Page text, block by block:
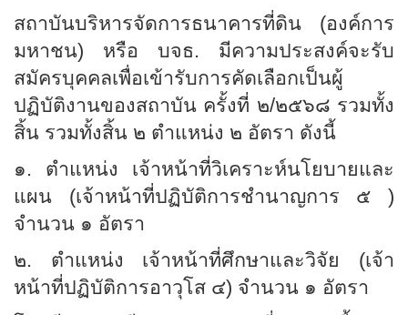
สถาบันบริหารจัดการธนาคารที่ดิน (องค์การ
มหาชน) หรือ บจธ. มีความประสงค์จะรับ
สมัครบุคคลเพื่อเข้ารับการคัดเลือกเป็นผู้
ปฏิบัติงานของสถาบัน ครั้งที่ ๒/๒๕๖๘ รวมทั้ง
สิ้น รวมทั้งสิ้น ๒ ตำแหน่ง ๒ อัตรา ดังนี้
๑. ตำแหน่ง เจ้าหน้าที่วิเคราะห์นโยบายและ
แผน (เจ้าหน้าที่ปฏิบัติการชำนาญการ ๕ )
จำนวน ๑ อัตรา
๒. ตำแหน่ง เจ้าหน้าที่ศึกษาและวิจัย (เจ้า
หน้าที่ปฏิบัติการอาวุโส ๔) จำนวน ๑ อัตรา